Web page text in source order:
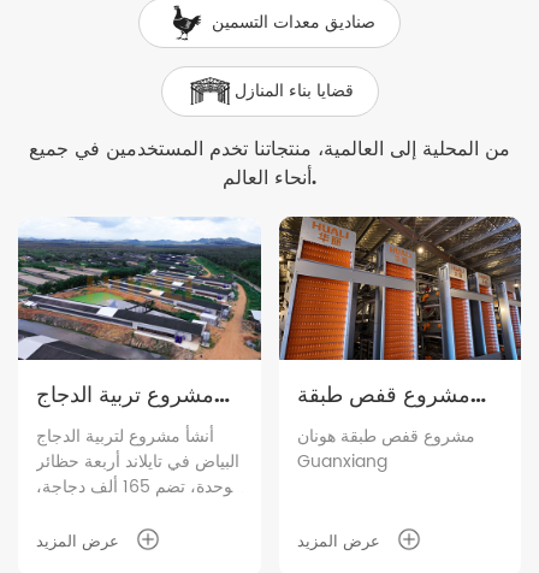
صناديق معدات التسمين
قضايا بناء المنازل
من المحلية إلى العالمية، منتجاتنا تخدم المستخدمين في جميع
أنحاء العالم.
مشروع تربية الدجاج
البياض في الأقفاص في
تايلاند
أنشأ مشروع لتربية الدجاج
البياض في تايلاند أربعة حظائر
موحدة، تضم 165 ألف دجاجة،
وتقدم شركة هوالي، بصفتها
مشروع قفص طبقة
هونان Guanxiang
مشروع قفص طبقة هونان
Guanxiang